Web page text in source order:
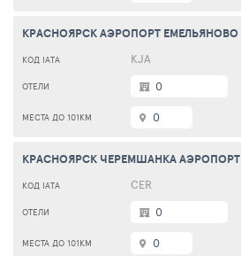
КРАСНОЯРСК АЭРОПОРТ ЕМЕЛЬЯНОВО
KJA
0
0
КРАСНОЯРСК ЧЕРЕМШАНКА АЭРОПОРТ
CER
0
0